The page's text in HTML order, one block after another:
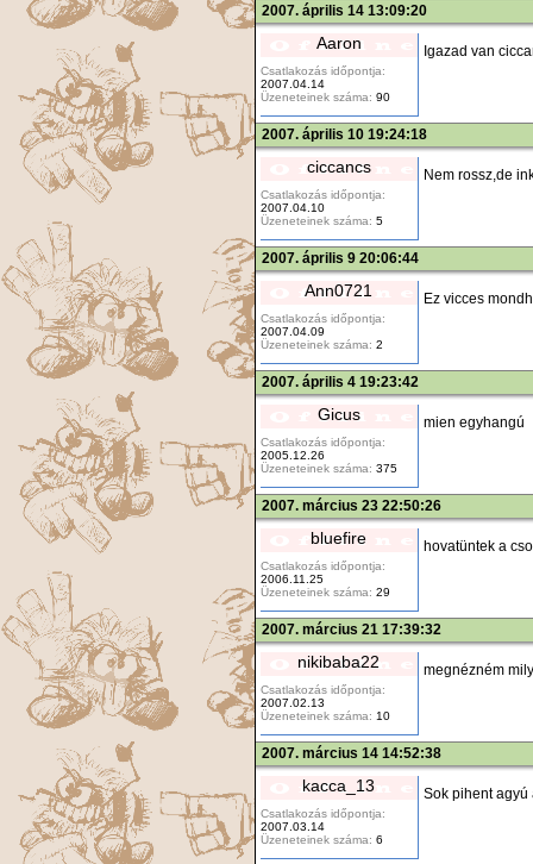
2007. április 14 13:09:20
Aaron
Csatlakozás időpontja:
2007.04.14
Üzeneteinek száma: 90
Igazad van
2007. április 10 19:24:18
ciccancs
Csatlakozás időpontja:
2007.04.10
Üzeneteinek száma: 5
Nem rossz,de
2007. április 9 20:06:44
Ann0721
Csatlakozás időpontja:
2007.04.09
Üzeneteinek száma: 2
Ez vicces
2007. április 4 19:23:42
Gicus
Csatlakozás időpontja:
2005.12.26
Üzeneteinek száma: 375
mien egyhangú
2007. március 23 22:50:26
bluefire
Csatlakozás időpontja:
2006.11.25
Üzeneteinek száma: 29
hovatüntek a
2007. március 21 17:39:32
nikibaba22
Csatlakozás időpontja:
2007.02.13
Üzeneteinek száma: 10
megnézném
2007. március 14 14:52:38
kacca_13
Csatlakozás időpontja:
2007.03.14
Üzeneteinek száma: 6
Sok pihent agyú